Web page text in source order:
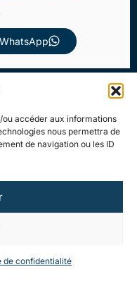
accéder aux informations
nous permettra de
de navigation ou les ID
de confidentialité
WhatsApp